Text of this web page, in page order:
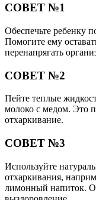
СОВЕТ №1
Обеспечьте ребенку
Помогите ему
перенапрягать
СОВЕТ №2
Пейте теплые
молоко с медом. Это
отхаркивание.
СОВЕТ №3
Используйте
отхаркивания,
лимонный напиток.